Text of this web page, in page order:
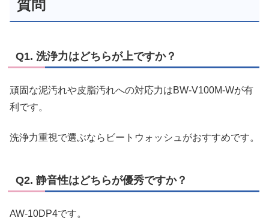
質問
Q1. 洗浄力はどちらが上ですか？
頑固な泥汚れや皮脂汚れへの対応力はBW-V100M-Wが有
利です。
洗浄力重視で選ぶならビートウォッシュがおすすめです。
Q2. 静音性はどちらが優秀ですか？
AW-10DP4です。